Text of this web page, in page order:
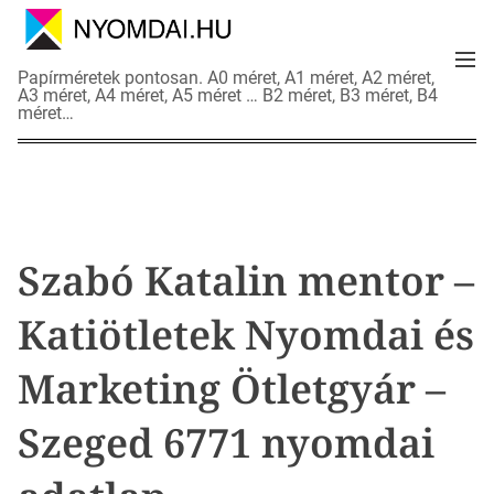
N
y
o
m
d
a
o
Papírméretek pontosan. A0 méret, A1 méret, A2 méret,
A3 méret, A4 méret, A5 méret … B2 méret, B3 méret, B4
méret…
M
Szabó Katalin mentor –
Katiötletek Nyomdai és
Marketing Ötletgyár –
Szeged 6771 nyomdai